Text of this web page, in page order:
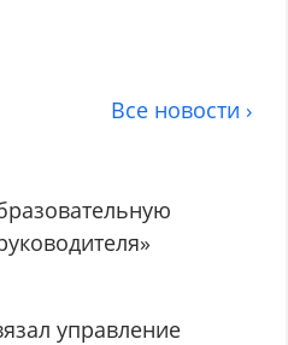
Все новости ›
управление